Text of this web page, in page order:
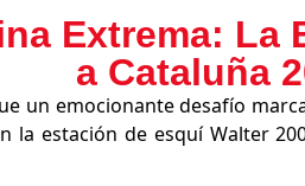
Extrema: La
a Cataluña
un emocionante desafío
estación de esquí Walter